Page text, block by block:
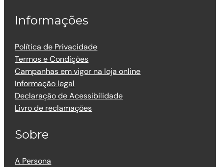
Informações
Política de Privacidade
Termos e Condições
Campanhas em vigor na loja online
Informação legal
Declaração de Acessibilidade
Livro de reclamações
Sobre
A Persona